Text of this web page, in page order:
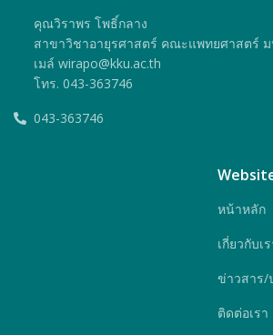
คุณวิราพร โพธิ์กลาง
สาขาวิชาอายุรศาสตร์ คณะแพทยศาสตร์
เมล์ wirapo@kku.ac.th
โทร. 043-363746
043-363746
หน้าหลัก
เกี่ยวกับเ
ข่าวสาร/
ติดต่อเรา